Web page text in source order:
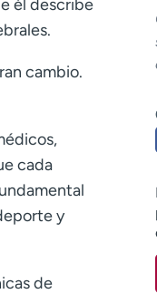
él describe
cambio.
cada
y
de